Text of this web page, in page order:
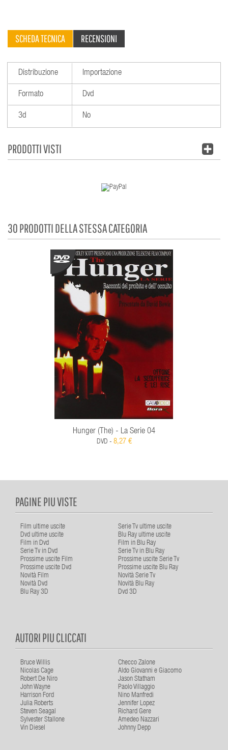
SCHEDA TECNICA RECENSIONI
Distribuzione Importazione
Formato Dvd
3d No
PRODOTTI VISTI
30 PRODOTTI DELLA STESSA CATEGORIA
Hunger (The) - La Serie 04
DVD - 8,27 €
PAGINE PIU VISTE
Film ultime uscite
Serie Tv ultime uscite
Dvd ultime uscite
Blu Ray ultime uscite
Film in Dvd
Film in Blu Ray
Serie Tv in Dvd
Serie Tv in Blu Ray
Prossime uscite Film
Prossime uscite Serie Tv
Prossime uscite Dvd
Prossime uscite Blu Ray
Novità Film
Novità Serie Tv
Novità Dvd
Novità Blu Ray
Blu Ray 3D
Dvd 3D
AUTORI PIU CLICCATI
Bruce Willis
Checco Zalone
Nicolas Cage
Aldo Giovanni e Giacomo
Robert De Niro
Jason Statham
John Wayne
Paolo Villaggio
Harrison Ford
Nino Manfredi
Julia Roberts
Jennifer Lopez
Steven Seagal
Richard Gere
Sylvester Stallone
Amedeo Nazzari
Vin Diesel
Johnny Depp